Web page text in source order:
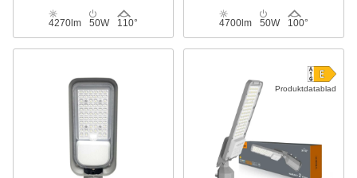
4270lm 50W 110° 4700lm 50W 100°
Produktdatablad